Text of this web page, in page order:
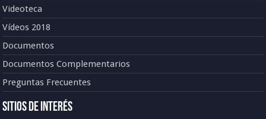
Videoteca
Vídeos 2018
Documentos
Documentos Complementarios
Preguntas Frecuentes
Sitios de Interés